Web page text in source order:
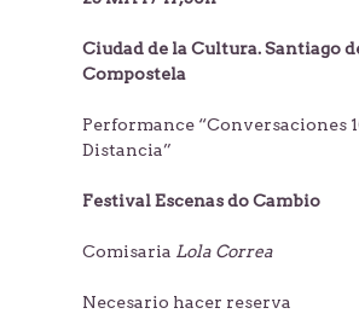
Ciudad de la Cultura. Santiago
Compostela
Performance “Conversaciones
Distancia”
Festival Escenas do Cambio
Comisaria Lola Correa
Necesario hacer reserva